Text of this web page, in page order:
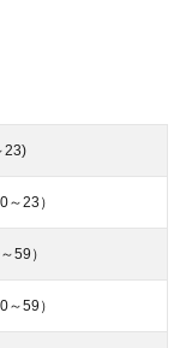
23)
23）
59）
59）